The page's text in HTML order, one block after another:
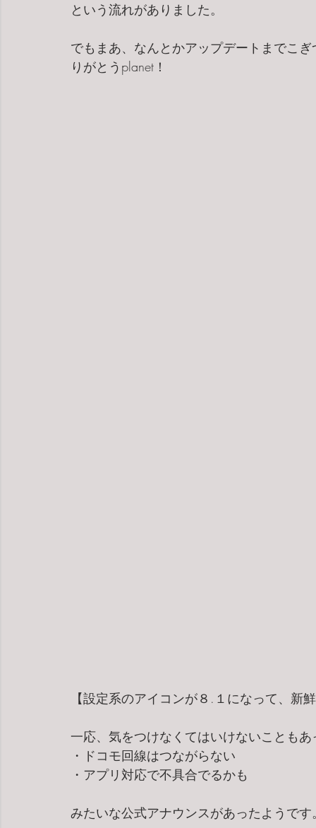
という流れがありました。
でもまあ、なんとかアップデートまでこ
りがとうplanet！
【設定系のアイコンが８.１になって、新
一応、気をつけなくてはいけないこともあ
・ドコモ回線はつながらない
・アプリ対応で不具合でるかも
みたいな公式アナウンスがあったようです